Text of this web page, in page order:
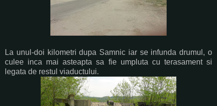
La unul-doi kilometri dupa Samnic iar se infunda drumul, o
culee inca mai asteapta sa fie umpluta cu terasament si
legata de restul viaductului.